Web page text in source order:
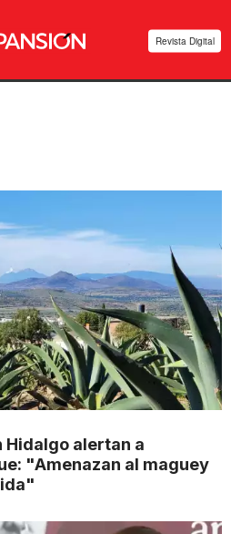
Revista Digital
Hidalgo alertan a
"Amenazan al maguey